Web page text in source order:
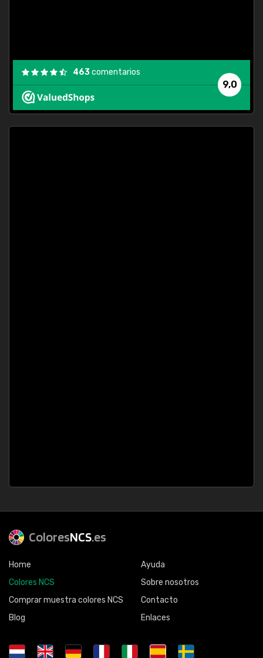
9,0
463comentarios
ColoresNCS.es
Home
Colores NCS
Comprar muestra colores NCS
Blog
Ayuda
Sobre nosotros
Contacto
Enlaces